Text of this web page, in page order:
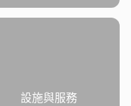
設施與服務